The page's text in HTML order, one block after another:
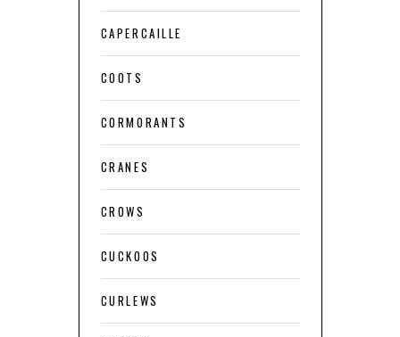
CAPERCAILLE
COOTS
CORMORANTS
CRANES
CROWS
CUCKOOS
CURLEWS